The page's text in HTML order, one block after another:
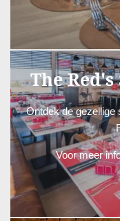
The
Ontdek de gezellige
Voor meer